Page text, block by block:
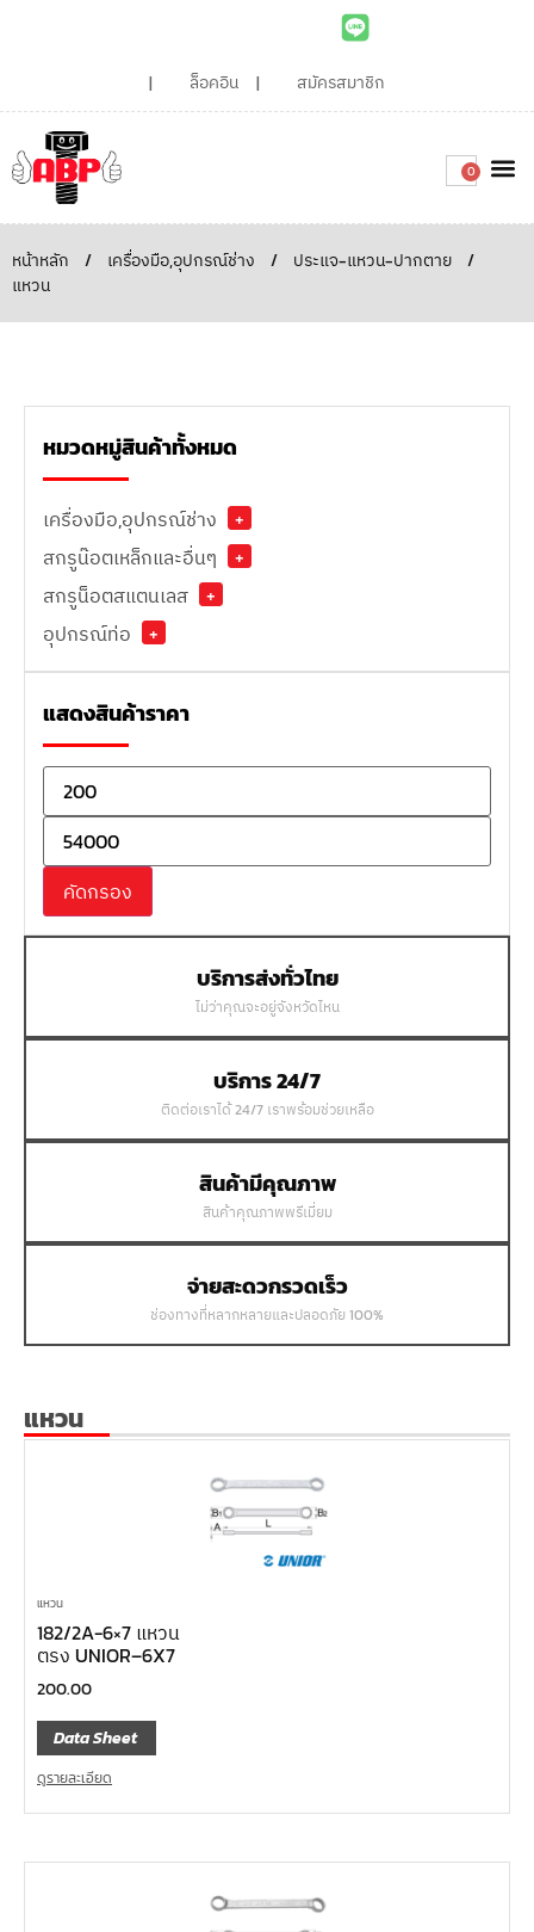
ล็อคอิน สมัครสมาชิก
0
หน้าหลัก / เครื่องมือ,อุปกรณ์ช่าง / ประแจ-แหวน-ปากตาย
/
แหวน
หมวดหมู่สินค้าทั้งหมด
เครื่องมือ,อุปกรณ์ช่าง
+
สกรูน๊อตเหล็กและอื่นๆ
+
สกรูน็อตสแตนเลส
+
อุปกรณ์ท่อ
+
แสดงสินค้าราคา
คัดกรอง
บริการส่งทั่วไทย
ไม่ว่าคุณจะอยู่จังหวัดไหน
บริการ 24/7
ติดต่อเราได้ 24/7 เราพร้อมช่วยเหลือ
สินค้ามีคุณภาพ
สินค้าคุณภาพพรีเมี่ยม
จ่ายสะดวกรวดเร็ว
ช่องทางที่หลากหลายและปลอดภัย 100%
แหวน
แหวน
182/2A-6×7 แหวน
ตรง UNIOR–6X7
200.00
Data Sheet
ดูรายละเอียด